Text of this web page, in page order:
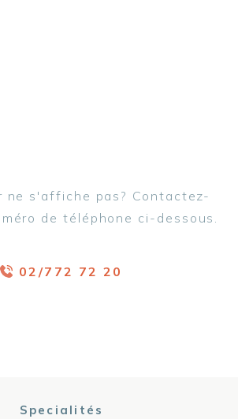
ne s'affiche pas? Contactez-
de téléphone ci-dessous.
02/772 72 20
Specialités